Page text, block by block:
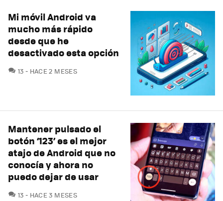
Mi móvil Android va
mucho más rápido
desde que he
desactivado esta opción
13 COMENTARIOS
HACE 2 MESES
Mantener pulsado el
botón ‘123’ es el mejor
atajo de Android que no
conocía y ahora no
puedo dejar de usar
13 COMENTARIOS
HACE 3 MESES